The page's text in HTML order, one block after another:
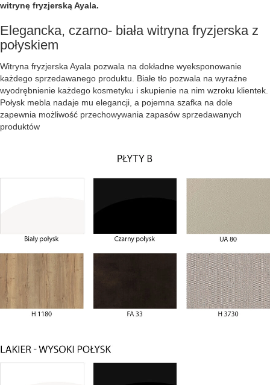
witrynę fryzjerską Ayala.
Elegancka, czarno- biała witryna fryzjerska z
połyskiem
Witryna fryzjerska Ayala pozwala na dokładne wyeksponowanie
każdego sprzedawanego produktu. Białe tło pozwala na wyraźne
wyodrębnienie każdego kosmetyku i skupienie na nim wzroku klientek.
Połysk mebla nadaje mu elegancji, a pojemna szafka na dole
zapewnia możliwość przechowywania zapasów sprzedawanych
produktów